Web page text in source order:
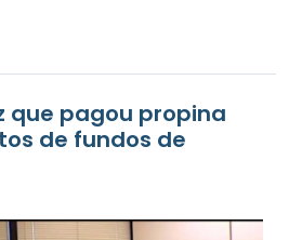
que pagou propina
de fundos de